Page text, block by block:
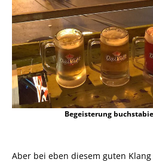
Begeisterung
Aber bei eben diesem guten